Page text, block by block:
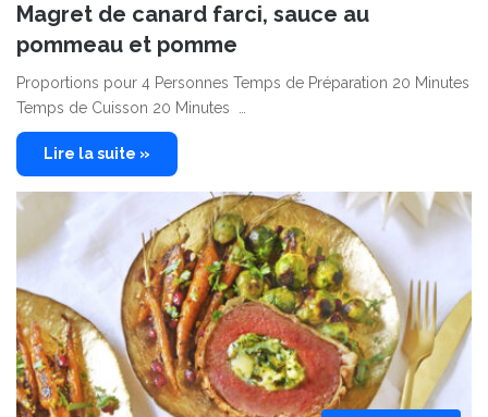
Magret de canard farci, sauce au
pommeau et pomme
Proportions pour 4 Personnes Temps de Préparation 20 Minutes
Temps de Cuisson 20 Minutes …
Lire la suite »